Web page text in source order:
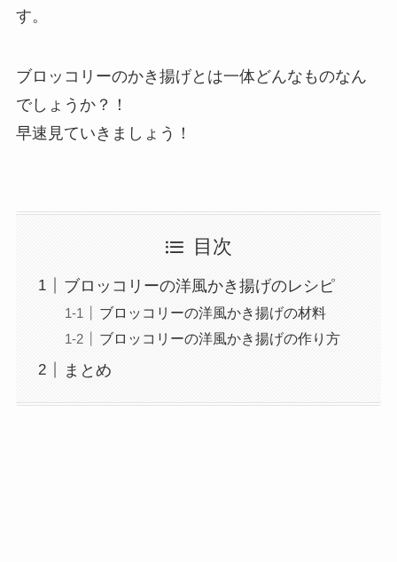
す。
ブロッコリーのかき揚げとは一体どんなものなん
でしょうか？！
早速見ていきましょう！
目次
ブロッコリーの洋風かき揚げのレシピ
ブロッコリーの洋風かき揚げの材料
ブロッコリーの洋風かき揚げの作り方
まとめ